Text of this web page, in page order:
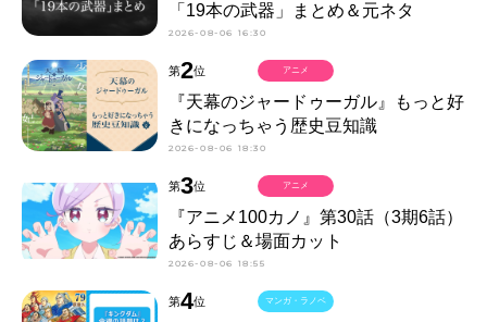
「19本の武器」まとめ＆元ネタ
2026-08-06 16:30
第2位
『天幕のジャードゥーガル』もっと好
きになっちゃう歴史豆知識
2026-08-06 18:30
アニメ
第3位
『アニメ100カノ』第30話（3期6話）
あらすじ＆場面カット
2026-08-06 18:55
アニメ
第4位 マンガ・ラノベ